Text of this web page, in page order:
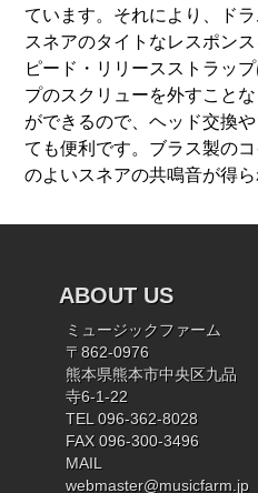
ています。それにより、ド
スネアのタイトなレスポン
ピード・リリースストラッ
プのスクリューを外すこと
ができるので、ヘッド交換
ても便利です。ブラス製の
のよいスネアの共鳴音が得ら
ABOUT US
ミュージックファーム
〒862-0976
熊本県熊本市中央区九品
寺6-1-22
TEL 096-362-8028
FAX 096-300-3496
MAIL
webmaster@musicfarm.jp